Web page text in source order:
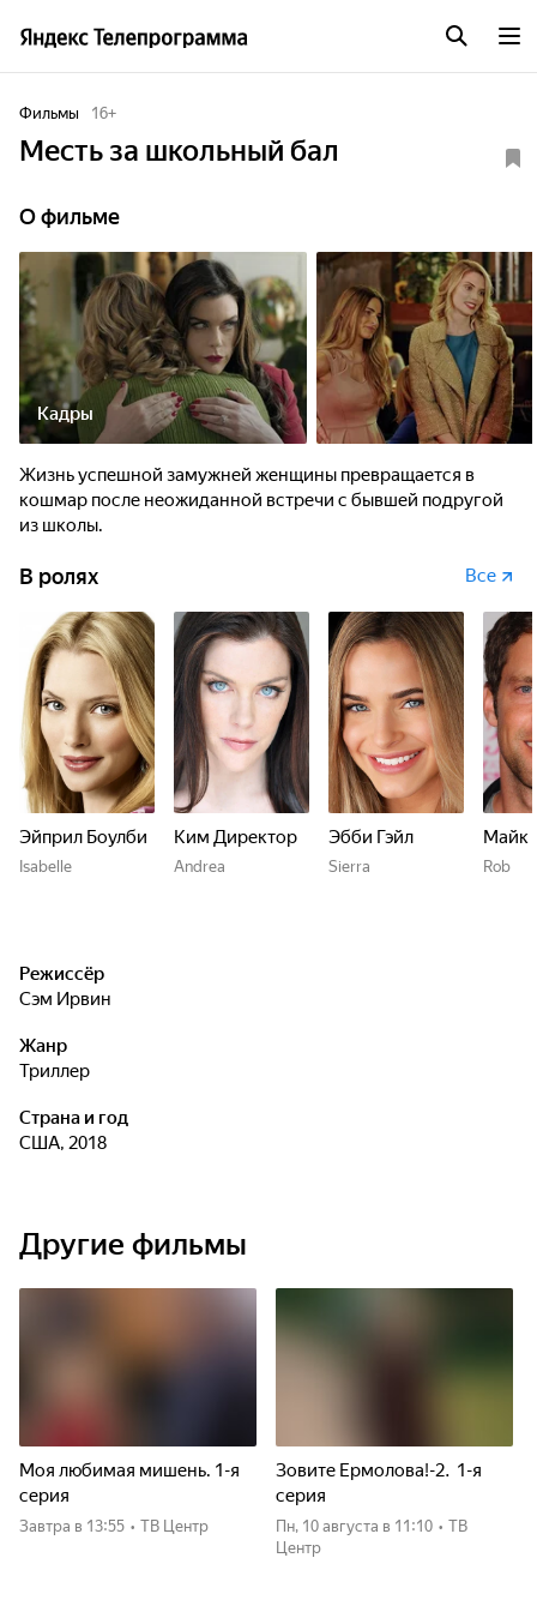
Фильмы 16+
Месть за школьный бал
О фильме
Кадры
Жизнь успешной замужней женщины превращается в
кошмар после неожиданной встречи с бывшей подругой
из школы.
В ролях Все
Эйприл Боулби
Isabelle
Ким Директор
Andrea
Эбби Гэйл
Sierra
Майк
Rob
Режиссёр
Сэм Ирвин
Жанр
триллер
Страна и год
США, 2018
Другие фильмы
Моя любимая мишень. 1-я
серия
Завтра в 13:55 • ТВ Центр
Зовите Ермолова!-2. 1-я
серия
пн, 10 августа в 11:10 • ТВ
Центр